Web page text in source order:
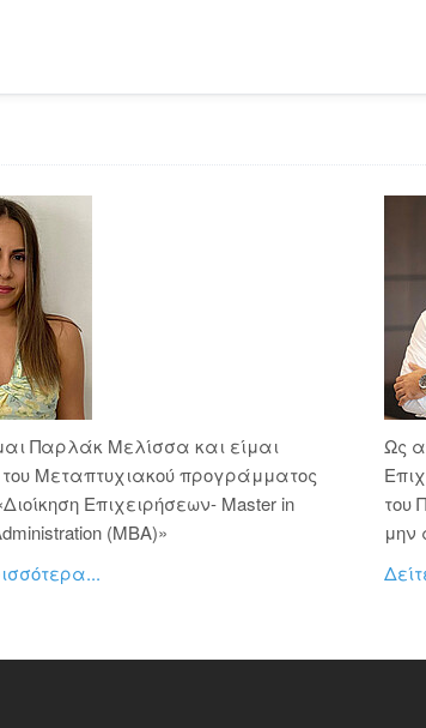
Παρλάκ Μελίσσα και είμαι
Μεταπτυχιακού προγράμματος
Επιχειρήσεων- Master in
(ΜΒΑ)»
Ως
του
μην